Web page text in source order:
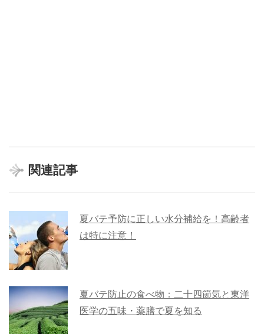
関連記事
夏バテ予防に正しい水分補給を！高齢者
は特に注意！
夏バテ防止の食べ物：二十四節気と東洋
医学の五味・薬膳で夏を知る